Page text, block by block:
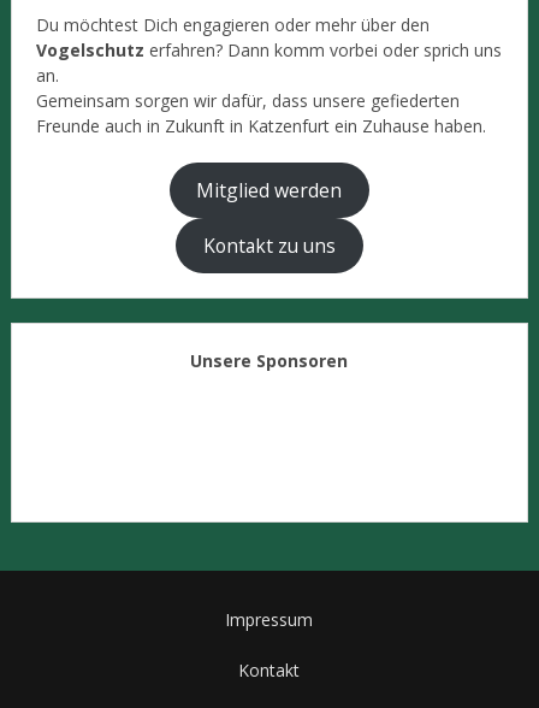
Du möchtest Dich engagieren oder mehr über den
Vogelschutz erfahren? Dann komm vorbei oder sprich uns
an.
Gemeinsam sorgen wir dafür, dass unsere gefiederten
Freunde auch in Zukunft in Katzenfurt ein Zuhause haben.
Mitglied werden
Kontakt zu uns
Unsere Sponsoren
Impressum
Kontakt